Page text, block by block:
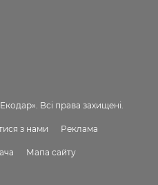
Всі права захищені.
з нами Реклама
Мапа сайту